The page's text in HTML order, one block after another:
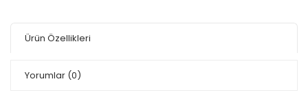
Ürün Özellikleri
Yorumlar (0)